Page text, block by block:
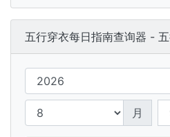
五行穿衣每日指南查询器 -
月